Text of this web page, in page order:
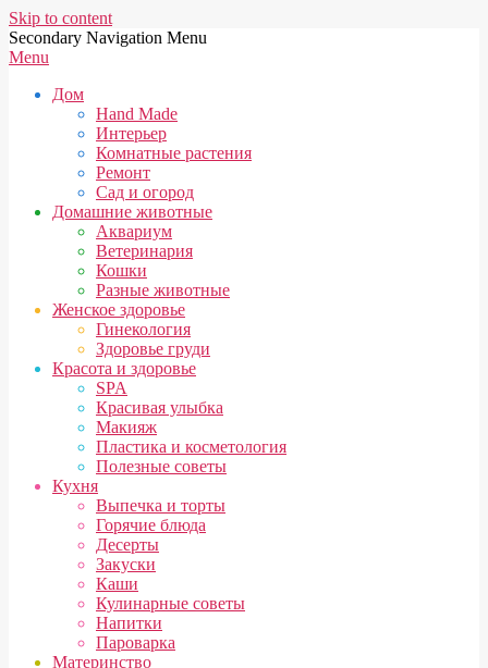
Skip to content
Secondary Navigation Menu
Menu
Дом
Hand Made
Интерьер
Комнатные растения
Ремонт
Сад и огород
Домашние животные
Аквариум
Ветеринария
Кошки
Разные животные
Женское здоровье
Гинекология
Здоровье груди
Красота и здоровье
SPA
Красивая улыбка
Макияж
Пластика и косметология
Полезные советы
Кухня
Выпечка и торты
Горячие блюда
Десерты
Закуски
Каши
Кулинарные советы
Напитки
Пароварка
Материнство